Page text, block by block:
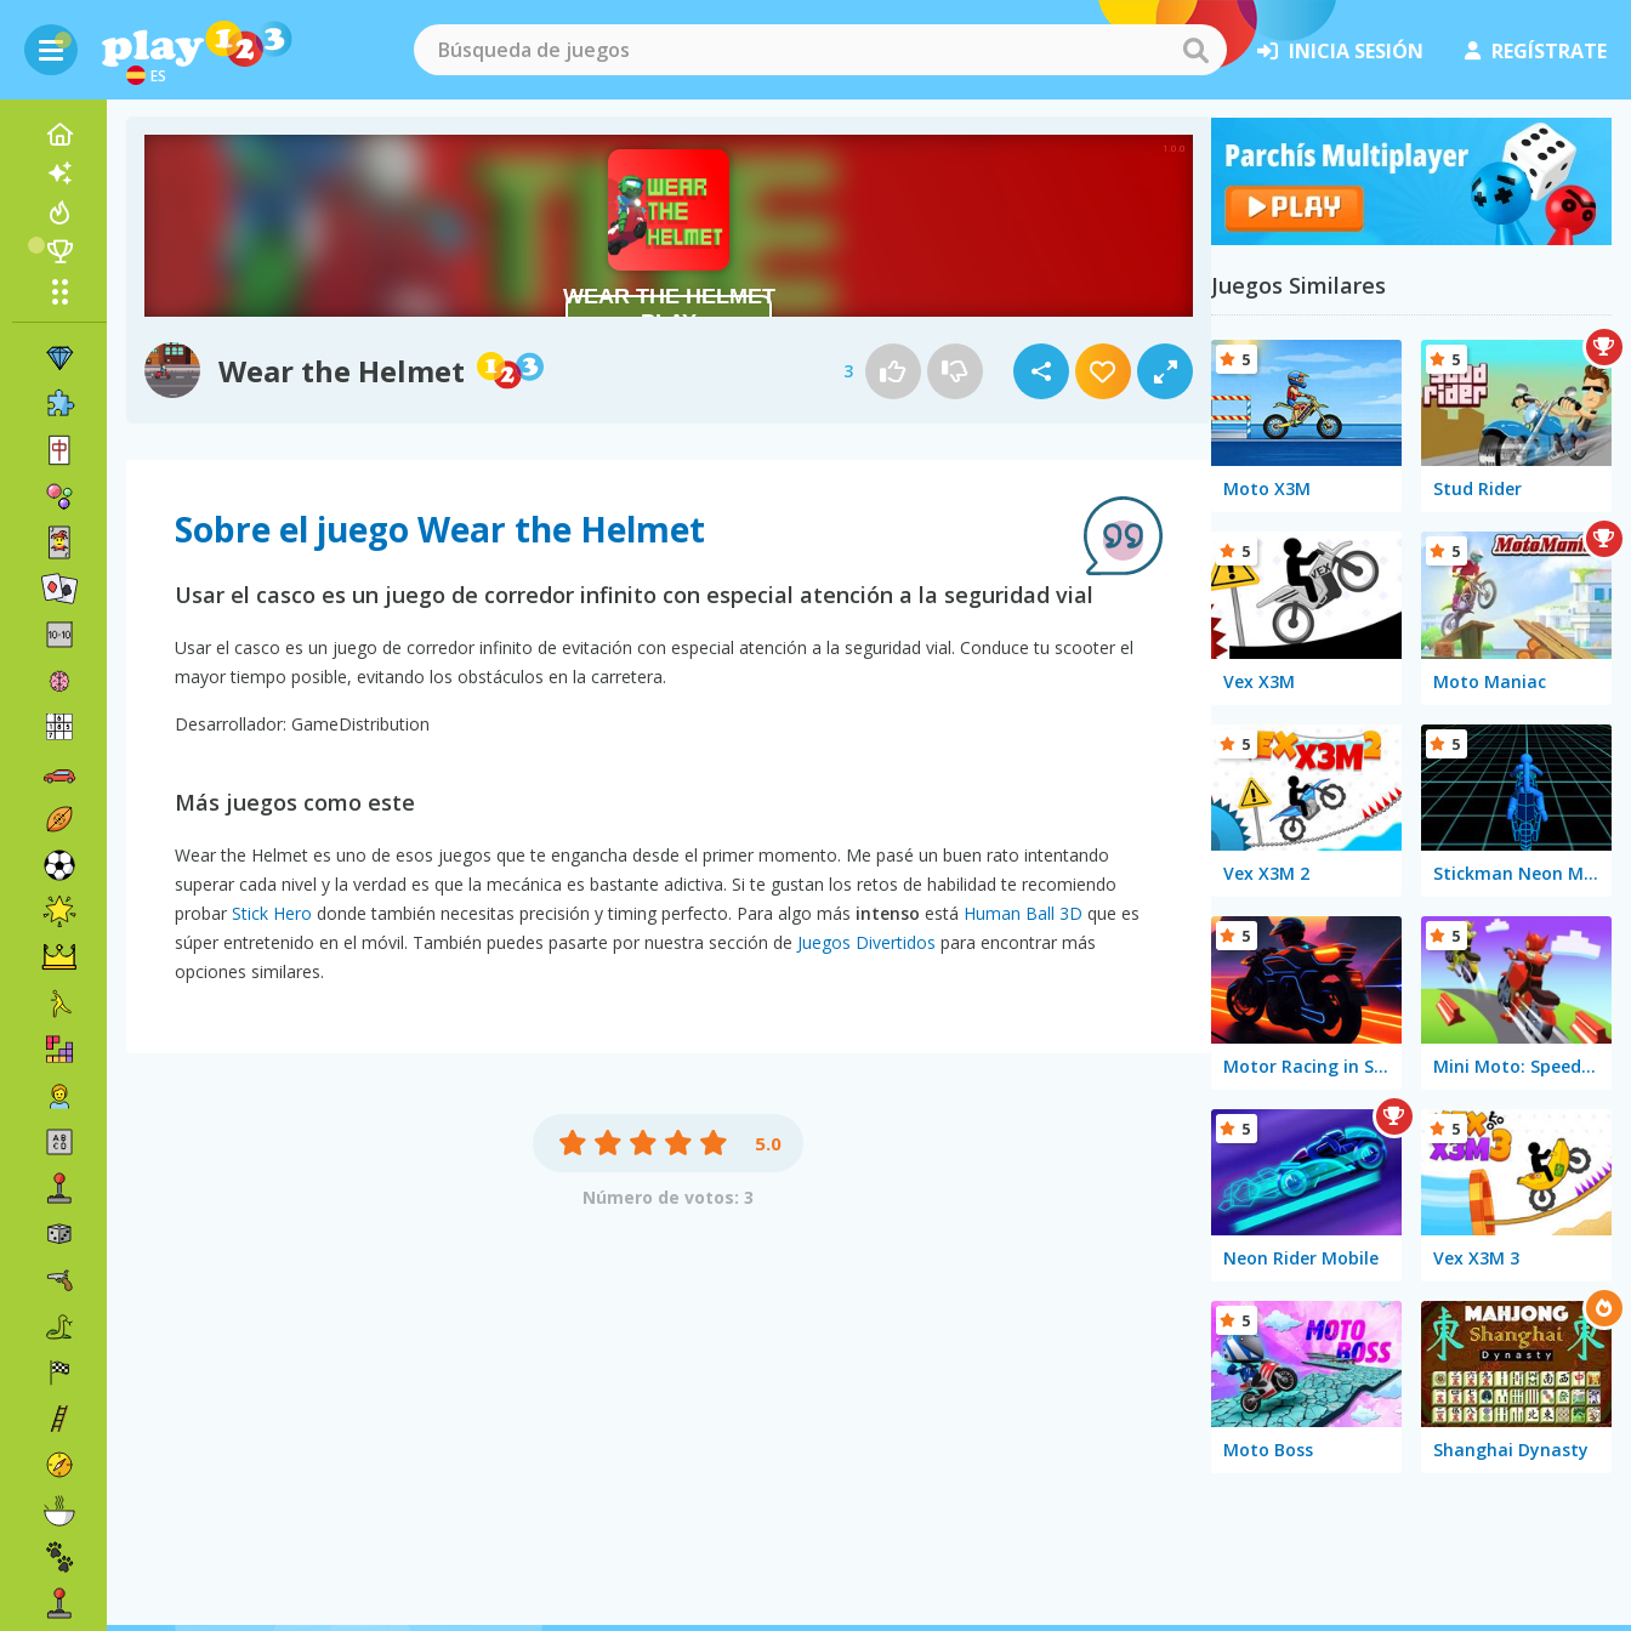
ES
INICIA SESIÓN REGÍSTRATE
Wear the Helmet 3
Sobre el juego Wear the Helmet
Usar el casco es un juego de corredor infinito con especial atención a la seguridad vial
Usar el casco es un juego de corredor infinito de evitación con especial atención a la seguridad vial. Conduce tu scooter el
mayor tiempo posible, evitando los obstáculos en la carretera.
Desarrollador: GameDistribution
Más juegos como este
Wear the Helmet es uno de esos juegos que te engancha desde el primer momento. Me pasé un buen rato intentando
superar cada nivel y la verdad es que la mecánica es bastante adictiva. Si te gustan los retos de habilidad te recomiendo
probar Stick Hero donde también necesitas precisión y timing perfecto. Para algo más intenso está Human Ball 3D que es
súper entretenido en el móvil. También puedes pasarte por nuestra sección de Juegos Divertidos para encontrar más
opciones similares.
5.0
Número de votos: 3
Juegos Similares
Moto X3M
5
Stud Rider
5
Vex X3M
5
Moto Maniac
5
Vex X3M 2
5
Stickman Neon Motorcycle
5
Motor Racing in Space
5
Mini Moto: Speed Race
5
Neon Rider Mobile
5
Vex X3M 3
5
Moto Boss
5
Shanghai Dynasty